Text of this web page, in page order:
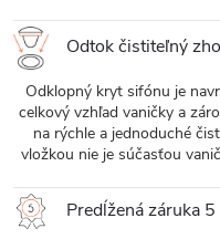
Odtok čistiteľný
Odklopný kryt sifónu je
celkový vzhľad vaničky a
na rýchle a jednoduché
vložkou nie je súčasťou
Predĺžená záruka